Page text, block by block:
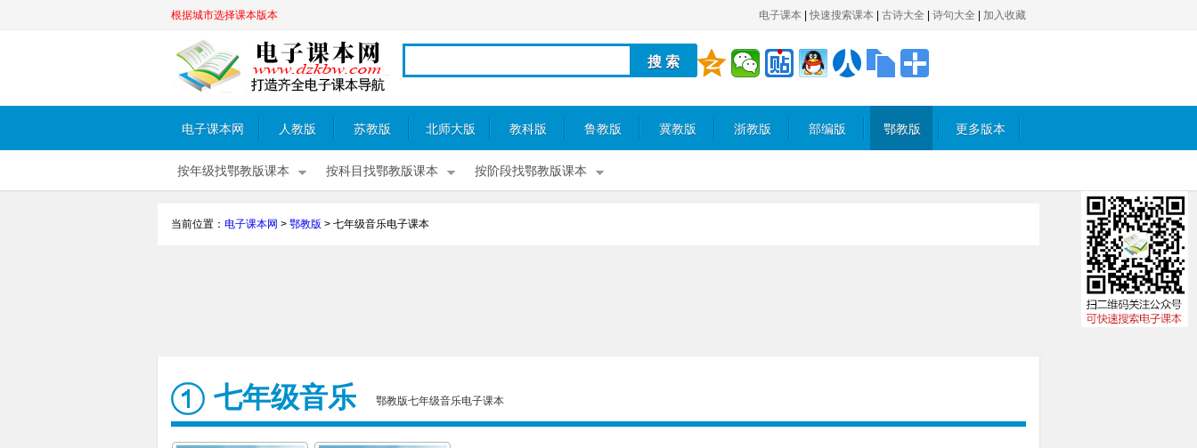
根据城市选择课本版本 电子课本 快速搜索课本 古诗大全 诗句大全 加入收藏
电子课本网 人教版 苏教版 北师大版 教科版 鲁教版 冀教版 浙教版 部编版 鄂教版 更多版本
按年级找鄂教版课本 按科目找鄂教版课本 按阶段找鄂教版课本
当前位置： 电子课本网 > 鄂教版 > 七年级音乐电子课本
七年级音乐 鄂教版七年级音乐电子课本